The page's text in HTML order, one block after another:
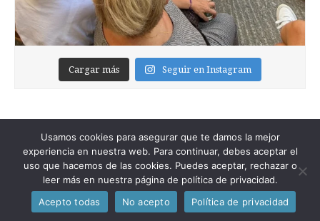
Cargar más Seguir en Instagram
Copyright © 2026 Foixblog
. All Rights Reserved.
The Magazine Premium Theme bybavotasan.com.
Usamos cookies para asegurar que te damos la mejor
experiencia en nuestra web. Para continuar, debes aceptar el
uso que hacemos de las cookies. Puedes aceptar, rechazar o
leer más en nuestra página de política de privacidad.
Acepto todas
No acepto Política de privacidad